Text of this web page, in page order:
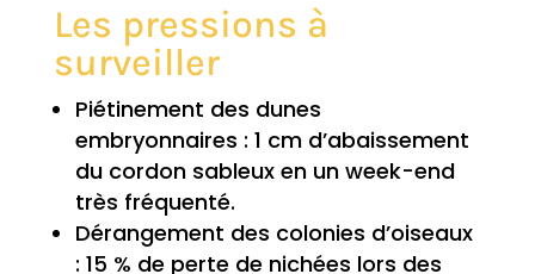
Les pressions à
surveiller
Piétinement des dunes
embryonnaires : 1 cm d’abaissement
du cordon sableux en un week-end
très fréquenté.
Dérangement des colonies d’oiseaux
: 15 % de perte de nichées lors des